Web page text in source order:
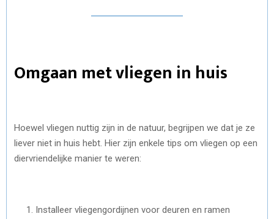
Omgaan met vliegen in huis
Hoewel vliegen nuttig zijn in de natuur, begrijpen we dat je ze
liever niet in huis hebt. Hier zijn enkele tips om vliegen op een
diervriendelijke manier te weren:
Installeer vliegengordijnen voor deuren en ramen